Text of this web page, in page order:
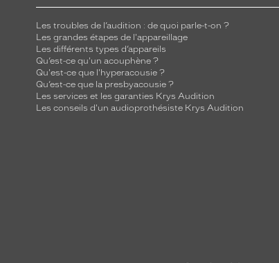
Les troubles de l’audition : de quoi parle-t-on ?
Les grandes étapes de l'appareillage
Les différents types d’appareils
Qu’est-ce qu'un acouphène ?
Qu'est-ce que l'hyperacousie ?
Qu’est-ce que la presbyacousie ?
Les services et les garanties Krys Audition
Les conseils d'un audioprothésiste Krys Audition